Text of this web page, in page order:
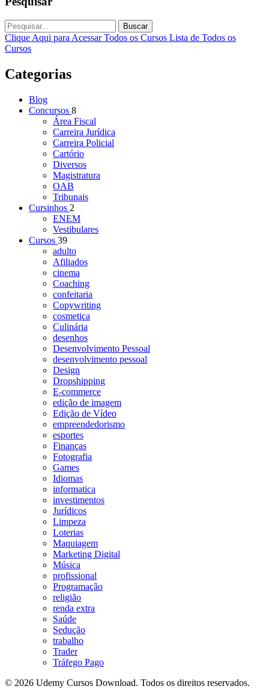
Buscar
Clique Aqui para Acessar Todos os Cursos Lista de Todos os
Cursos
Categorias
Blog
Concursos 8
Área Fiscal
Carreira Jurídica
Carreira Policial
Cartório
Diversos
Magistratura
OAB
Tribunais
Cursinhos 2
ENEM
Vestibulares
Cursos 39
adulto
Afiliados
cinema
Coaching
confeitaria
Copywriting
cosmetica
Culinária
desenhos
Desenvolvimento Pessoal
desenvolvimento pessoal
Design
Dropshipping
E-commerce
edição de imagem
Edição de Vídeo
empreendedorismo
esportes
Finanças
Fotografia
Games
Idiomas
informatica
investimentos
Jurídicos
Limpeza
Loterias
Maquiagem
Marketing Digital
Música
profissional
Programação
religião
renda extra
Saúde
Sedução
trabalho
Trader
Tráfego Pago
© 2026 Udemy Cursos Download. Todos os direitos reservados.